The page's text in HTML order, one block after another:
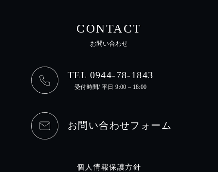
CONTACT
お問い合わせ
TEL 0944-78-1843
受付時間/ 平日 9:00 – 18:00
お問い合わせフォーム
個人情報保護方針